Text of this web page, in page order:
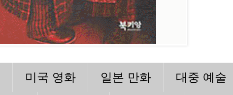
미국 영화 일본 만화 대중 예술